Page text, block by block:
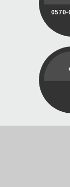
0570-